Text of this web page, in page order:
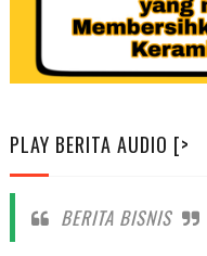
PLAY BERITA AUDIO [>
BERITA BISNIS